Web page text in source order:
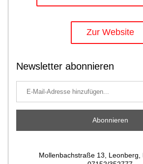
Zur Website
Newsletter abonnieren
Abonnieren
Mollenbachstraße 13, Leonberg,